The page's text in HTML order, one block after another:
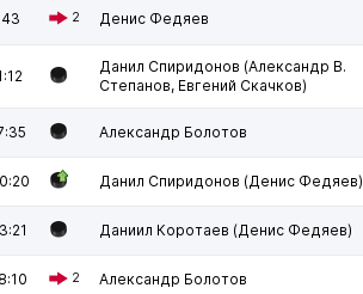
2 Денис Федяев
Данил Спиридонов (Александр В.
Степанов, Евгений Скачков)
Александр Болотов
Данил Спиридонов (Денис Федяев)
Даниил Коротаев (Денис Федяев)
2 Александр Болотов